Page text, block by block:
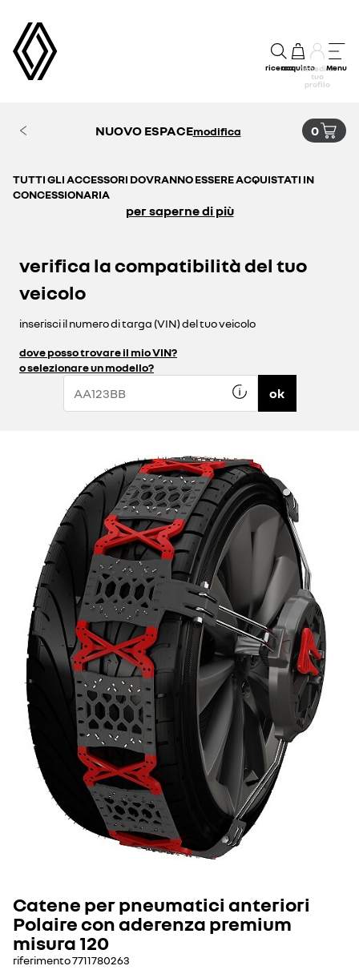
ricercaacquistoaccedi al
tuo
profilo
Menu
NUOVO ESPACEmodifica 0
TUTTI GLI ACCESSORI DOVRANNO ESSERE ACQUISTATI IN
CONCESSIONARIA
per saperne di più
verifica la compatibilità del tuo
veicolo
inserisci il numero di targa (VIN) del tuo veicolo
dove posso trovare il mio VIN?
o selezionare un modello?
ok
Catene per pneumatici anteriori
Polaire con aderenza premium
misura 120
riferimento7711780263